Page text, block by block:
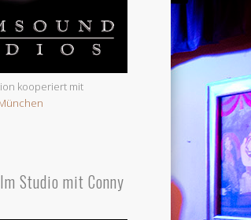
kooperiert mit
Studio mit Conny